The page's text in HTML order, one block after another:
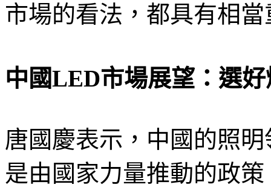
市場的看法，都具有相
中國LED市場展望：選
唐國慶表示，中國的照
是由國家力量推動的政